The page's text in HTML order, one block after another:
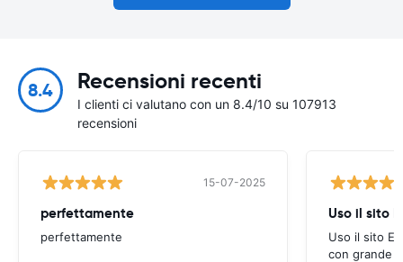
8.4 Recensioni recenti
I clienti ci valutano con un 8.4/10 su 107913
recensioni
15-07-2025
perfettamente
perfettamente
Uso il sito
Uso il sito
con grande